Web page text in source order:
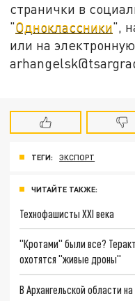
странички в
"Одноклассники",
или на
ТЕГИ: ЭКСПОРТ
ЧИТАЙТЕ ТАКЖЕ:
Технофашисты XXI века
"Кротами" были все?
охотятся "живые дроны"
В Архангельской области